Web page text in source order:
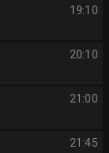
19:10
20:10
21:00
21:45